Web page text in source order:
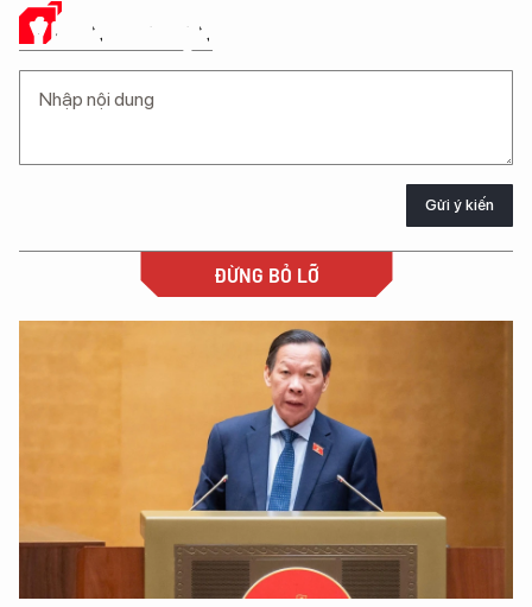
Ý KIẾN CỦA BẠN
Gửi ý kiến
ĐỪNG BỎ LỠ